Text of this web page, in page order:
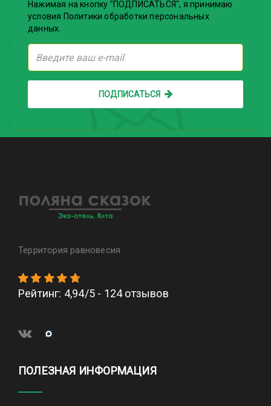
Нажимая на кнопку "ПОДПИСАТЬСЯ", я принимаю
условия Политики обработки персональных
данных.
ПОДПИСАТЬСЯ
Территория равновесия
Рейтинг: 4,94/5 - 124отзывов
ПОЛЕЗНАЯ ИНФОРМАЦИЯ